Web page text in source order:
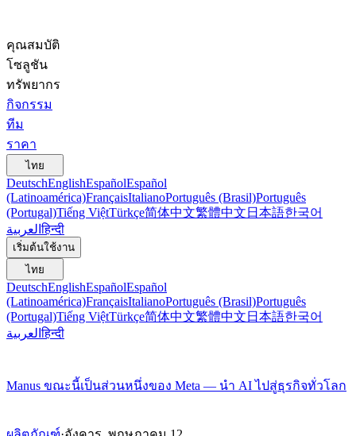
คุณสมบัติ
โซลูชัน
ทรัพยากร
กิจกรรม
ทีม
ราคา
ไทย
DeutschEnglishEspañolEspañol
(Latinoamérica)FrançaisItalianoPortuguês (Brasil)Português
(Portugal)Tiếng ViệtTürkçe简体中文繁體中文 日本語한국어
العربيةहिन्दी
เริ่มต้นใช้งาน
ไทย
DeutschEnglishEspañolEspañol
(Latinoamérica)FrançaisItalianoPortuguês (Brasil)Português
(Portugal)Tiếng ViệtTürkçe简体中文繁體中文 日本語한국어
العربيةहिन्दी
Manus ขณะนี้เป็นส่วนหนึ่งของ Meta — นำ AI ไปสู่ธุรกิจทั่วโลก